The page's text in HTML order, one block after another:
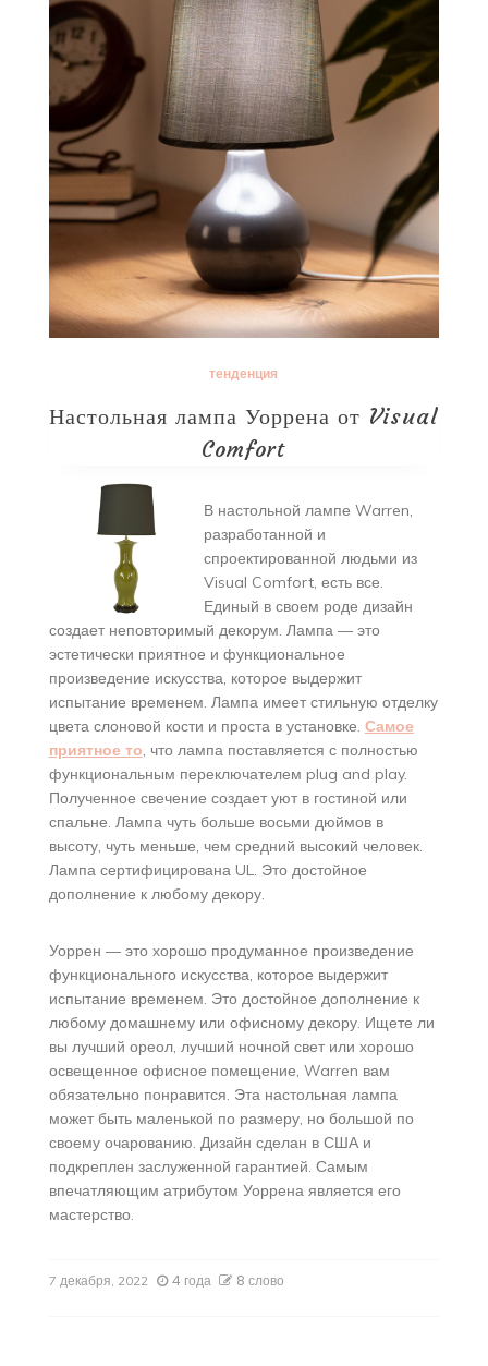
тенденция
Настольная лампа Уоррена от Visual
Comfort
В настольной лампе Warren,
разработанной и
спроектированной людьми из
Visual Comfort, есть все.
Единый в своем роде дизайн
создает неповторимый декорум. Лампа — это
эстетически приятное и функциональное
произведение искусства, которое выдержит
испытание временем. Лампа имеет стильную отделку
цвета слоновой кости и проста в установке. Самое
приятное то, что лампа поставляется с полностью
функциональным переключателем plug and play.
Полученное свечение создает уют в гостиной или
спальне. Лампа чуть больше восьми дюймов в
высоту, чуть меньше, чем средний высокий человек.
Лампа сертифицирована UL. Это достойное
дополнение к любому декору.
Уоррен — это хорошо продуманное произведение
функционального искусства, которое выдержит
испытание временем. Это достойное дополнение к
любому домашнему или офисному декору. Ищете ли
вы лучший ореол, лучший ночной свет или хорошо
освещенное офисное помещение, Warren вам
обязательно понравится. Эта настольная лампа
может быть маленькой по размеру, но большой по
своему очарованию. Дизайн сделан в США и
подкреплен заслуженной гарантией. Самым
впечатляющим атрибутом Уоррена является его
мастерство.
7 декабря, 2022 4 года 8 слово